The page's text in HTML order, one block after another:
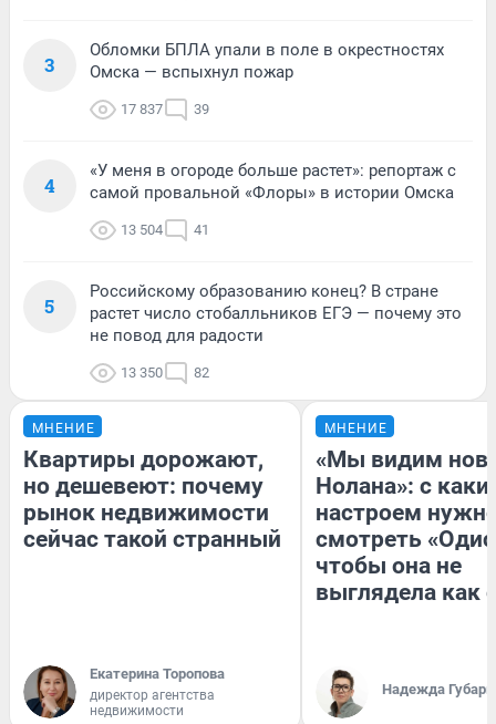
3
Обломки БПЛА упали в поле в окрестностях
Омска — вспыхнул пожар
17 837 39
4
«У меня в огороде больше растет»: репортаж с
самой провальной «Флоры» в истории Омска
13 504 41
5
Российскому образованию конец? В стране
растет число стобалльников ЕГЭ — почему это
не повод для радости
13 350 82
МНЕНИЕ
Квартиры дорожают,
но дешевеют: почему
рынок недвижимости
сейчас такой странный
Екатерина Торопова
директор агентства
недвижимости
МНЕНИЕ
«Мы видим
Нолана»: с
настроем
смотреть
чтобы она не
выглядела как
Надежда Губарь